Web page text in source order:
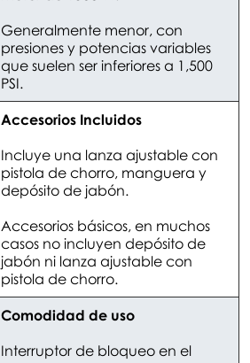
Generalmente menor, con
presiones y potencias variables
que suelen ser inferiores a 1,500
PSI.
Accesorios Incluidos
Incluye una lanza ajustable con
pistola de chorro, manguera y
depósito de jabón.
Accesorios básicos, en muchos
casos no incluyen depósito de
jabón ni lanza ajustable con
pistola de chorro.
Comodidad de uso
Interruptor de bloqueo en el